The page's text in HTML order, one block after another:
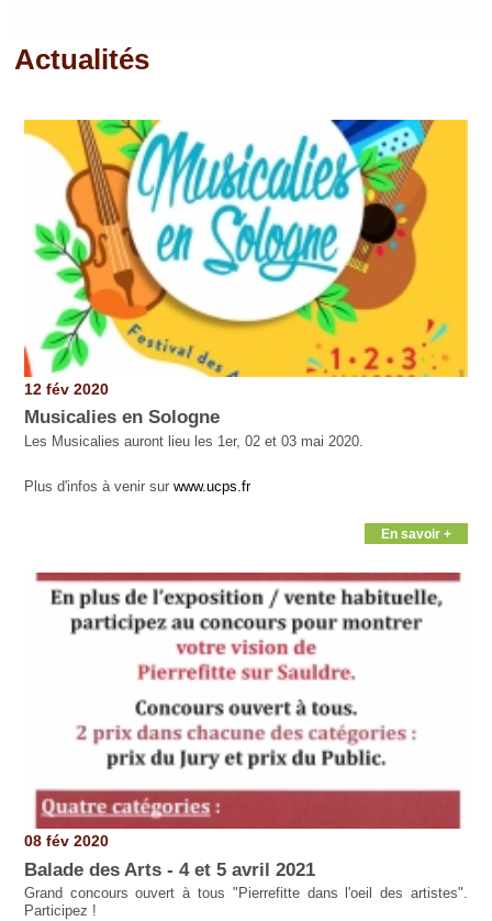
Actualités
12 fév 2020
Musicalies en Sologne
Les Musicalies auront lieu les 1er, 02 et 03 mai 2020.
Plus d'infos à venir sur www.ucps.fr
En savoir +
08 fév 2020
Balade des Arts - 4 et 5 avril 2021
Grand concours ouvert à tous "Pierrefitte dans l'oeil des artistes".
Participez !
Pages